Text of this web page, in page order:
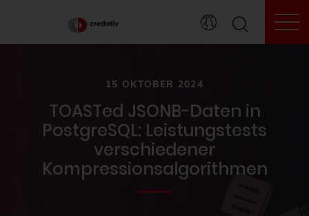
15 OKTOBER 2024
TOASTed JSONB-Daten in
PostgreSQL: Leistungstests
verschiedener
Kompressionsalgorithmen